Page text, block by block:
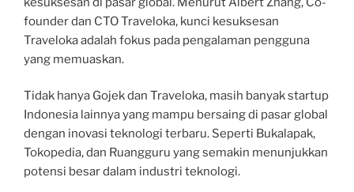
founder dan CTO Traveloka, kunci kesuksesan
Traveloka adalah fokus pada pengalaman pengguna
yang memuaskan.
Tidak hanya Gojek dan Traveloka, masih banyak startup
Indonesia lainnya yang mampu bersaing di pasar global
dengan inovasi teknologi terbaru. Seperti Bukalapak,
Tokopedia, dan Ruangguru yang semakin menunjukkan
potensi besar dalam industri teknologi.